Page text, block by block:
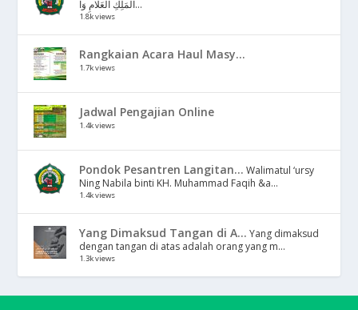
الْمَلِكِ الْعَلَّامِ وَا...
1.8k views
Rangkaian Acara Haul Masy...
1.7k views
Jadwal Pengajian Online
1.4k views
Pondok Pesantren Langitan... Walimatul ‘ursy
Ning Nabila binti KH. Muhammad Faqih &a...
1.4k views
Yang Dimaksud Tangan di A... Yang dimaksud
dengan tangan di atas adalah orang yang m...
1.3k views